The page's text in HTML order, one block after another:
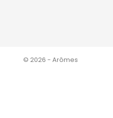
© 2026 - Arômes